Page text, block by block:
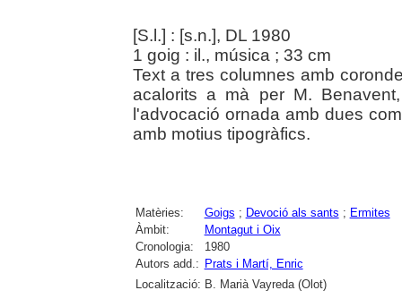
[S.l.] : [s.n.], DL 1980
1 goig : il., música ; 33 cm
Text a tres columnes amb
acalorits a mà per M.
l'advocació ornada amb dues
amb motius tipogràfics.
Matèries: Goigs ; Devoció als sants ; Ermites
Àmbit:
Montagut i Oix
Cronologia:
1980
Autors add.: Prats i Martí, Enric
Localització: B. Marià Vayreda (Olot)